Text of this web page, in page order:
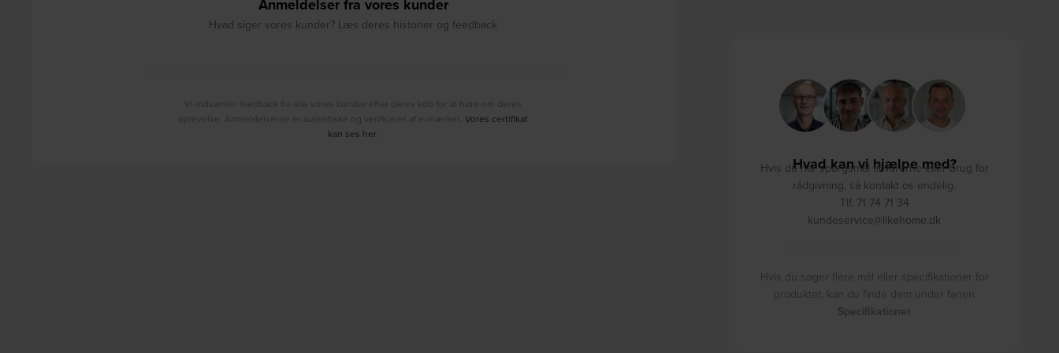
Anmeldelser fra vores kunder
Hvad siger vores kunder? Læs deres historier og feedback
Vi indsamler feedback fra alle vores kunder efter deres køb for at høre om deres
oplevelse. Anmeldelserne er autentiske og verificeret af e-mærket. Vores certifikat
kan ses her.
Hvad kan vi hjælpe med?
Hvis du har spørgsmål til varerne eller brug for
rådgivning, så kontakt os endelig.
Tlf. 71 74 71 34
kundeservice@likehome.dk
Hvis du søger flere mål eller specifikationer for
produktet, kan du finde dem under fanen
Specifikationer